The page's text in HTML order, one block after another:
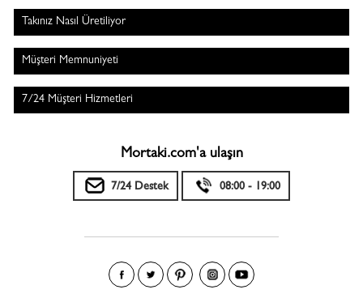
Takınız Nasıl Üretiliyor
Müşteri Memnuniyeti
7/24 Müşteri Hizmetleri
Mortaki.com'a ulaşın
7/24 Destek 08:00 - 19:00